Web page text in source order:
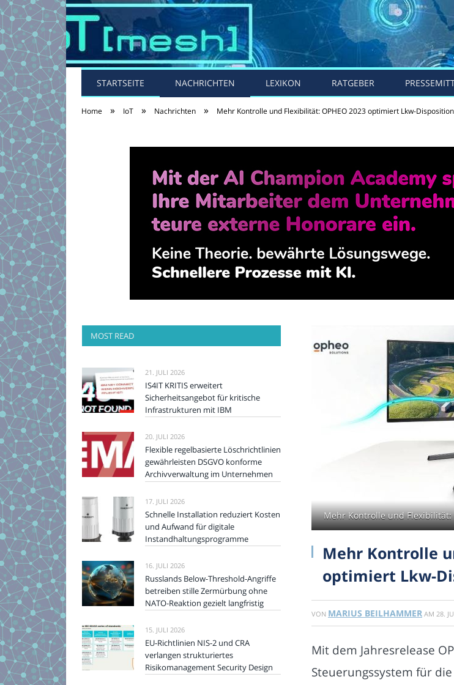
STARTSEITE NACHRICHTEN LEXIKON RATGEBER
Home » IoT » Nachrichten » Mehr Kontrolle und Flexibilität: OPHEO 2023 optimiert Lkw-Disposition
Mehr Kontrolle und Flexibilität:
Mehr Kontrolle
optimiert Lkw-
VON MARIUS BEILHAMMER AM 28.
Mit dem Jahresrelease
Steuerungssystem für
MOST READ
21. JULI 2026
IS4IT KRITIS erweitert
Sicherheitsangebot für kritische
Infrastrukturen mit IBM
20. JULI 2026
Flexible regelbasierte Löschrichtlinien
gewährleisten DSGVO konforme
Archivverwaltung im Unternehmen
17. JULI 2026
Schnelle Installation reduziert Kosten
und Aufwand für digitale
Instandhaltungsprogramme
16. JULI 2026
Russlands Below-Threshold-Angriffe
betreiben stille Zermürbung ohne
NATO-Reaktion gezielt langfristig
15. JULI 2026
EU-Richtlinien NIS-2 und CRA
verlangen strukturiertes
Risikomanagement Security Design